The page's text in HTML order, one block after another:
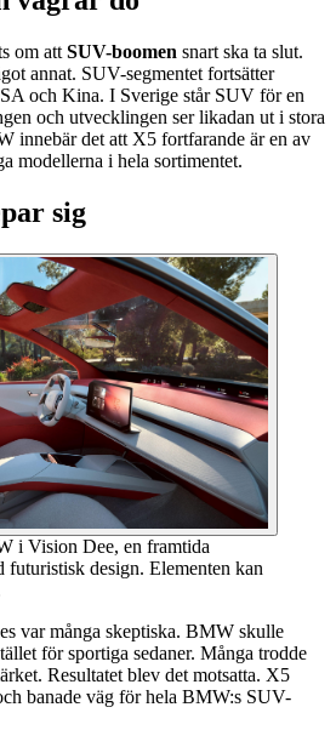
om att SUV-boomen snart ska ta slut.
annat. SUV-segmentet fortsätter
och Kina. I Sverige står SUV för en
och utvecklingen ser likadan ut i stora
innebär det att X5 fortfarande är en av
modellerna i hela sortimentet.
sig
i Vision Dee, en framtida
futuristisk design. Elementen kan
var många skeptiska. BMW skulle
för sportiga sedaner. Många trodde
Resultatet blev det motsatta. X5
banade väg för hela BMW:s SUV-